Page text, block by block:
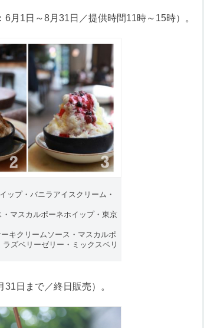
1日～8月31日／提供時間11時～15時）。
ップ・バニラアイスクリーム・
マスカルポーネホイップ・東京
キクリームソース・マスカルポ
ズベリーゼリー・ミックスベリ
日まで／終日販売）。